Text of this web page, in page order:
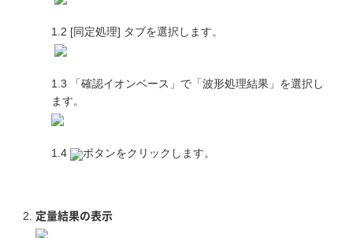
1.2 [同定処理] タブを選択します。
1.3 「確認イオンベース」で「波形処理結果」を選択し
ます。
1.4 ボタンをクリックします。
定量結果の表示